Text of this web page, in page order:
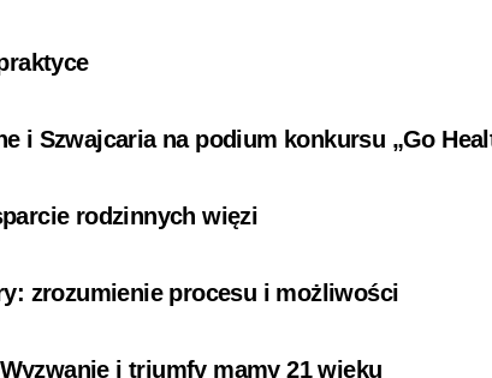
i Szwajcaria na podium konkursu „Go
rodzinnych więzi
zrozumienie procesu i możliwości
i triumfy mamy 21 wieku